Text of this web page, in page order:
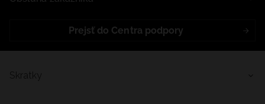
Prejsť do Centra podpory